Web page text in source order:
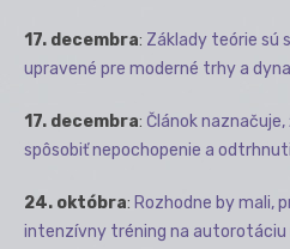
17. decembra: Základy teórie sú
upravené pre moderné trhy a
17. decembra: Článok naznačuje,
spôsobiť nepochopenie a
24. októbra: Rozhodne by mali,
intenzívny tréning na